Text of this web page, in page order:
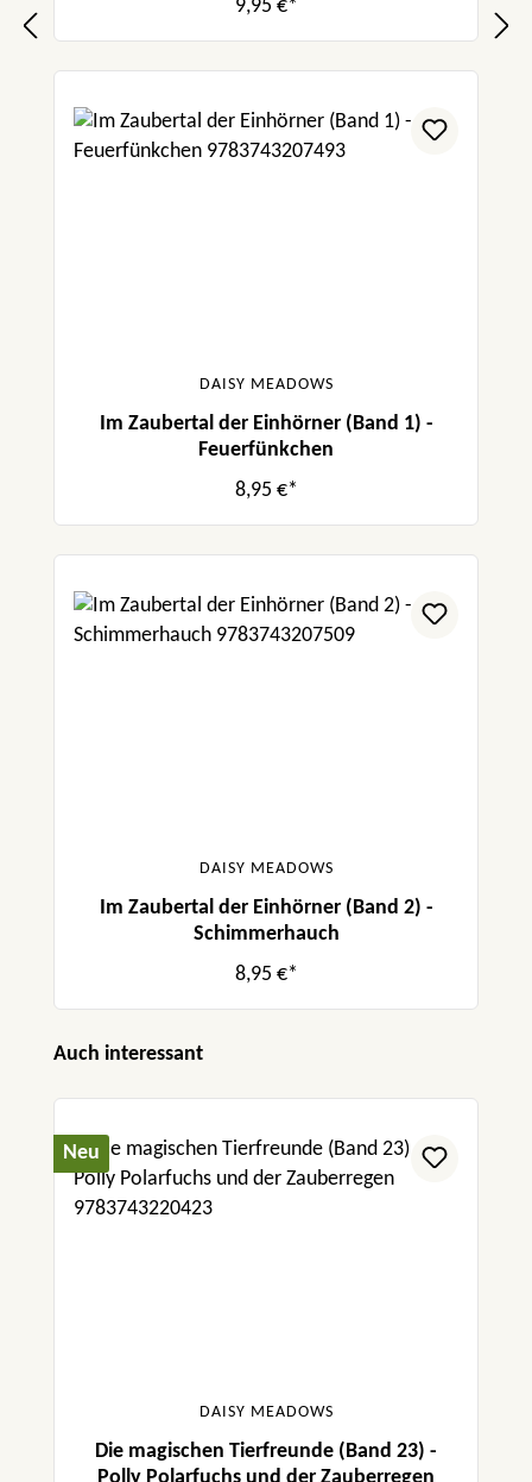
9,95 €*
DAISY MEADOWS
Im Zaubertal der Einhörner (Band 1) -
Feuerfünkchen
8,95 €*
DAISY MEADOWS
Im Zaubertal der Einhörner (Band 2) -
Schimmerhauch
8,95 €*
Produktgalerie überspringen
Auch interessant
Neu
DAISY MEADOWS
Die magischen Tierfreunde (Band 23) -